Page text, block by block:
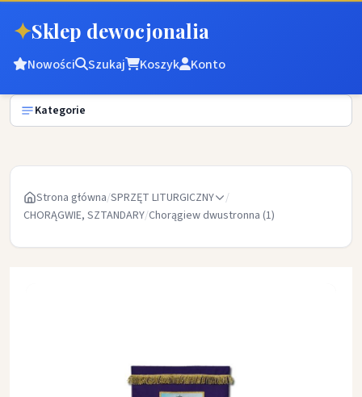
✦Sklep dewocjonalia
Nowości Szukaj Koszyk Konto
Kategorie
Strona główna/SPRZĘT LITURGICZNY
/
CHORĄGWIE, SZTANDARY/Chorągiew dwustronna (1)